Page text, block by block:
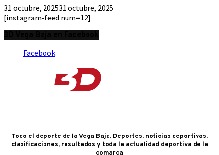
31 octubre, 202531 octubre, 2025
[instagram-feed num=12]
Facebook
Todo el deporte de la Vega Baja. Deportes, noticias deportivas,
clasificaciones, resultados y toda la actualidad deportiva de la
comarca